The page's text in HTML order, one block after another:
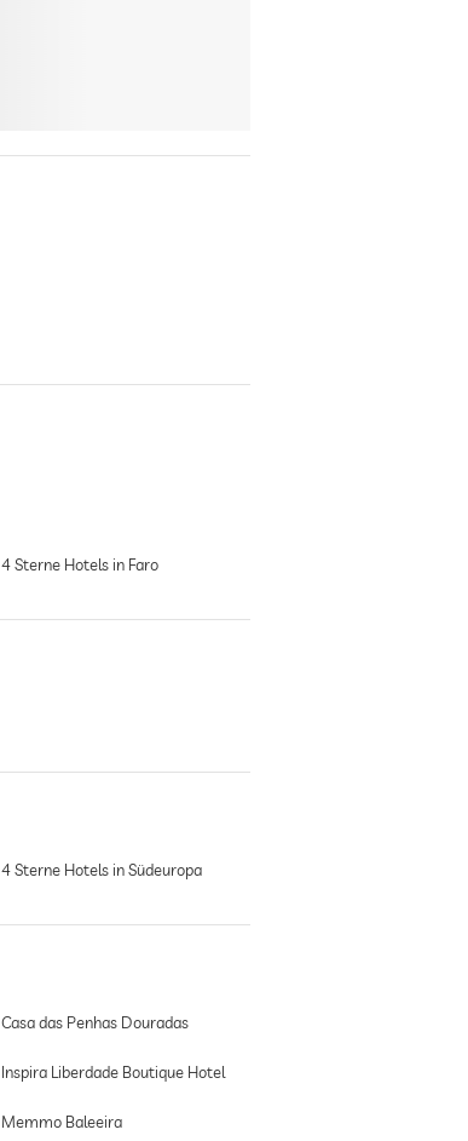
4 Sterne Hotels in Faro
4 Sterne Hotels in Südeuropa
Casa das Penhas Douradas
Inspira Liberdade Boutique Hotel
Memmo Baleeira